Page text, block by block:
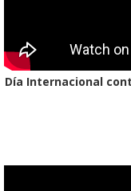
Día Internacional